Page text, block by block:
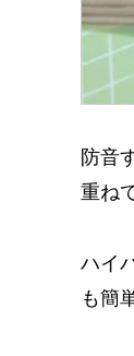
防音
重ね
ハイ
も簡